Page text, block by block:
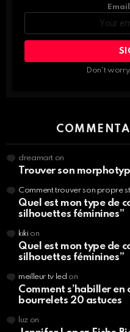
ET
PROFITE
Don't
dreamart on
Trouver son
Comment trouver son propre
Quel est mon type de
silhouettes féminines”
kikion
Quel est mon type de
silhouettes féminines”
meilleur tv led on
Comment s’habiller en
bourrelets 20 astuces
luzon